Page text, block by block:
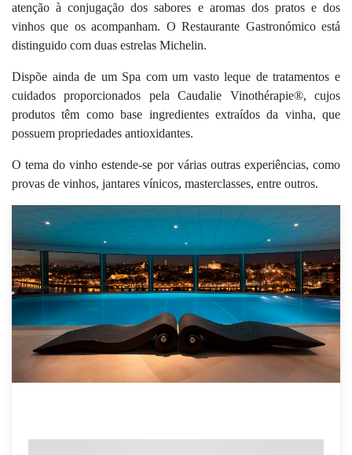
atenção à conjugação dos sabores e aromas dos pratos e dos
vinhos que os acompanham. O Restaurante Gastronómico está
distinguido com duas estrelas Michelin.
Dispõe ainda de um Spa com um vasto leque de tratamentos e
cuidados proporcionados pela Caudalie Vinothérapie®, cujos
produtos têm como base ingredientes extraídos da vinha, que
possuem propriedades antioxidantes.
O tema do vinho estende-se por várias outras experiências, como
provas de vinhos, jantares vínicos, masterclasses, entre outros.